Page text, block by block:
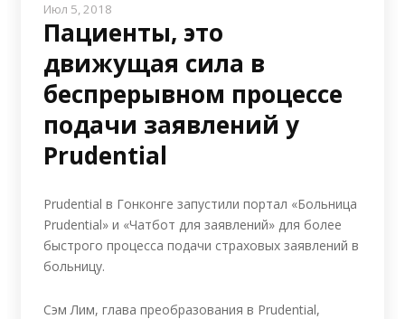
Июл 5, 2018
Пациенты, это
движущая сила в
беспрерывном процессе
подачи заявлений у
Prudential
Prudential в Гонконге запустили портал «Больница
Prudential» и «Чатбот для заявлений» для более
быстрого процесса подачи страховых заявлений в
больницу.
Сэм Лим, глава преобразования в Prudential,